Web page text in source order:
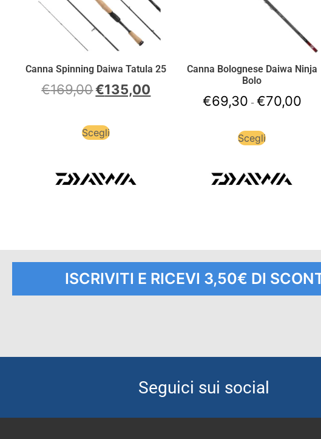
Canna Spinning Daiwa Tatula 25
€169,00€135,00
Scegli
Canna Bolognese Daiwa Ninja
Bolo
€69,30 - €70,00
Scegli
ISCRIVITI E RICEVI 3,50€ DI
Seguici sui social